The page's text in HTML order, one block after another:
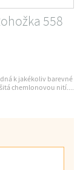
558
k jakékoliv barevné
chemlonovou nití....